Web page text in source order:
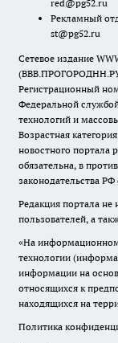
red@pg52.ru
Рекламный
st@pg52.ru
Сетевое издание
Регистрационный
Федеральной
технологий и
Возрастная
новостного портала
обязательна, в
законодательства
Редакция портала не
пользователей, а
«На
технологии
информации на
относящихся к
находящихся на
Политика